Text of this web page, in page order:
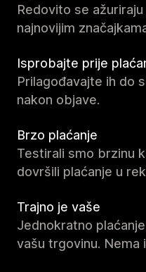
Redovito se
najnovijim
Isprobajte prije
Prilagođavajte ih do
nakon objave.
Brzo plaćanje
Testirali smo brzinu
dovršili plaćanje u
Trajno je vaše
Jednokratno
vašu trgovinu. Nema